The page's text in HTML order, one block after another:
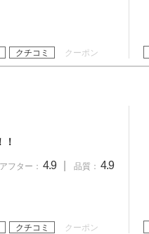
クチコミ クーポン
アフター： 4.9 品質： 4.9
クチコミ クーポン